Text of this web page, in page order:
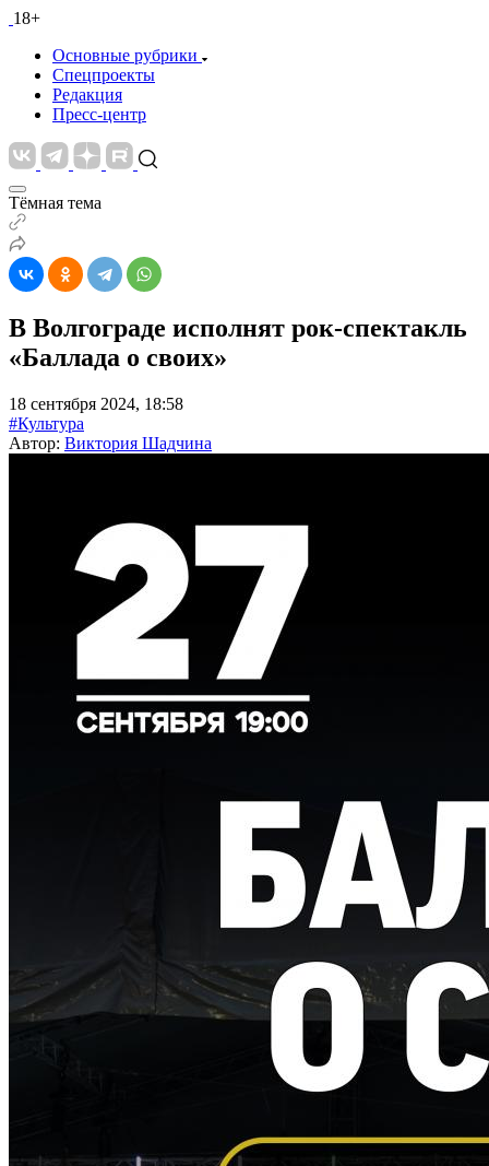
18+
Основные рубрики
Спецпроекты
Редакция
Пресс-центр
Тёмная тема
В Волгограде исполнят рок-спектакль
«Баллада о своих»
18 сентября 2024, 18:58
#Культура
Автор: Виктория Шадчина